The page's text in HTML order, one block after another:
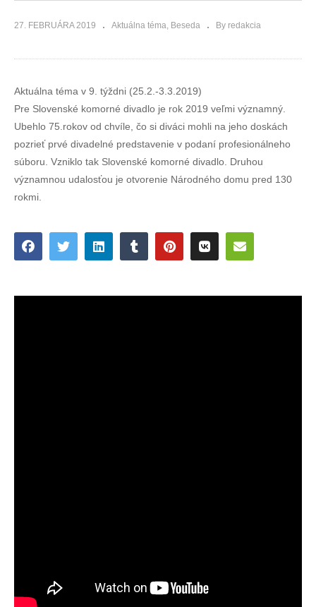
27. FEBRUÁRA 2019 Aktuálna téma Beseda By redakcia
Aktuálna téma v 9. týždni (25.2.-3.3.2019)
Pre Slovenské komorné divadlo je rok 2019 veľmi významný.
Ubehlo 75.rokov od chvíle, čo si diváci mohli na jeho doskách
pozrieť prvé divadelné predstavenie v podaní profesionálneho
súboru. Vzniklo tak Slovenské komorné divadlo. Druhou
významnou udalosťou je otvorenie Národného domu pred 130
rokmi.